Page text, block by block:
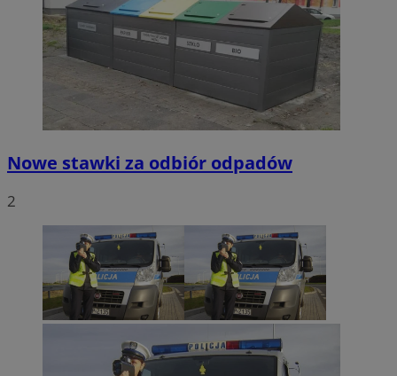
Nowe stawki za odbiór odpadów
2